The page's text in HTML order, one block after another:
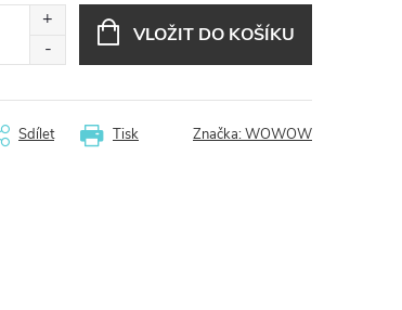
VLOŽIT DO KOŠÍKU
Tisk
Sdílet Značka:WOWOW